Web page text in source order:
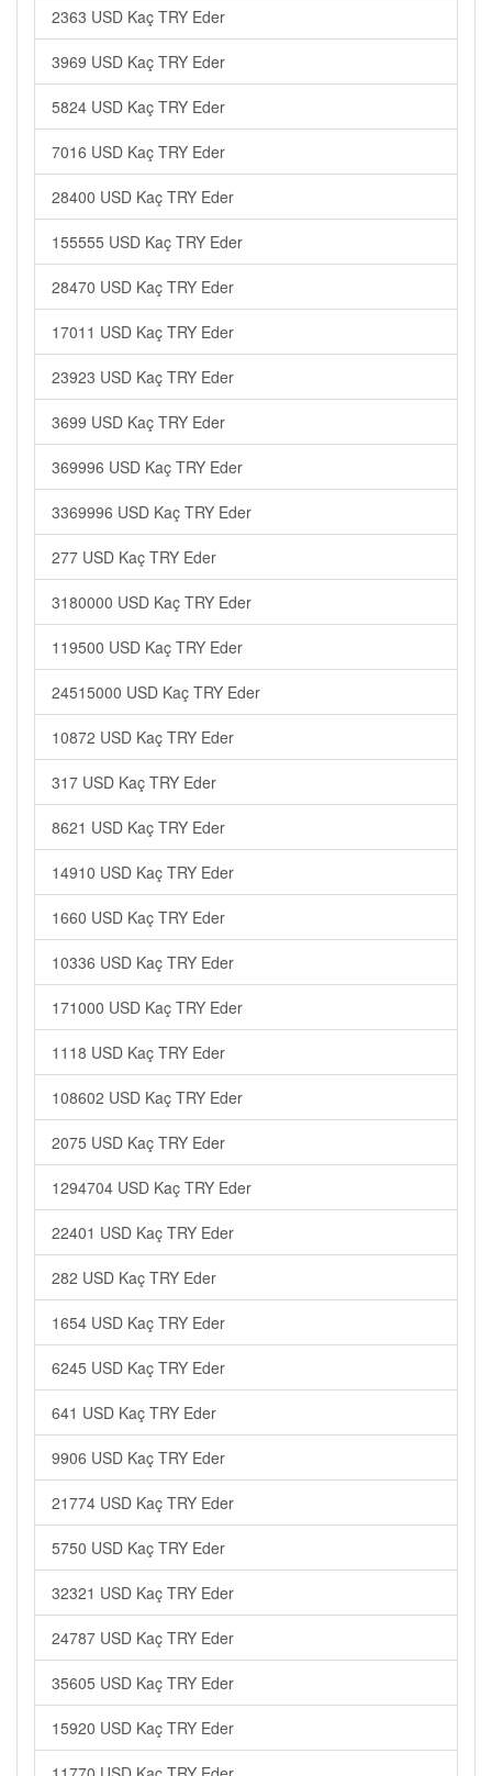
2363 USD Kaç TRY Eder
3969 USD Kaç TRY Eder
5824 USD Kaç TRY Eder
7016 USD Kaç TRY Eder
28400 USD Kaç TRY Eder
155555 USD Kaç TRY Eder
28470 USD Kaç TRY Eder
17011 USD Kaç TRY Eder
23923 USD Kaç TRY Eder
3699 USD Kaç TRY Eder
369996 USD Kaç TRY Eder
3369996 USD Kaç TRY Eder
277 USD Kaç TRY Eder
3180000 USD Kaç TRY Eder
119500 USD Kaç TRY Eder
24515000 USD Kaç TRY Eder
10872 USD Kaç TRY Eder
317 USD Kaç TRY Eder
8621 USD Kaç TRY Eder
14910 USD Kaç TRY Eder
1660 USD Kaç TRY Eder
10336 USD Kaç TRY Eder
171000 USD Kaç TRY Eder
1118 USD Kaç TRY Eder
108602 USD Kaç TRY Eder
2075 USD Kaç TRY Eder
1294704 USD Kaç TRY Eder
22401 USD Kaç TRY Eder
282 USD Kaç TRY Eder
1654 USD Kaç TRY Eder
6245 USD Kaç TRY Eder
641 USD Kaç TRY Eder
9906 USD Kaç TRY Eder
21774 USD Kaç TRY Eder
5750 USD Kaç TRY Eder
32321 USD Kaç TRY Eder
24787 USD Kaç TRY Eder
35605 USD Kaç TRY Eder
15920 USD Kaç TRY Eder